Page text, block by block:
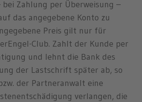
Zahlung per Überweisung –
das angegebene Konto zu
Preis gilt nur für
Club. Zahlt der Kunde per
und lehnt die Bank des
der Lastschrift später ab, so
der Partneranwalt eine
verlangen, die